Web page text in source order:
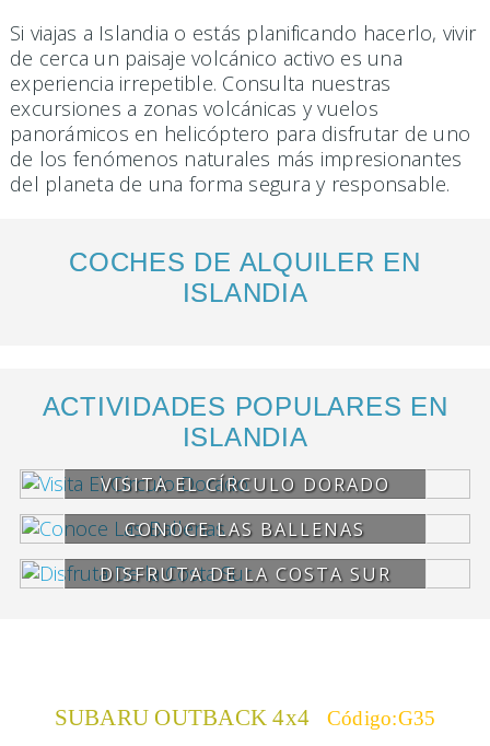
Si viajas a Islandia o estás planificando hacerlo, vivir
de cerca un paisaje volcánico activo es una
experiencia irrepetible. Consulta nuestras
excursiones a zonas volcánicas y vuelos
panorámicos en helicóptero para disfrutar de uno
de los fenómenos naturales más impresionantes
del planeta de una forma segura y responsable.
COCHES DE ALQUILER EN
ISLANDIA
ACTIVIDADES POPULARES EN
ISLANDIA
VISITA EL CÍRCULO DORADO
CONOCE LAS BALLENAS
DISFRUTA DE LA COSTA SUR
SUBARU OUTBACK 4x4 Código:G35